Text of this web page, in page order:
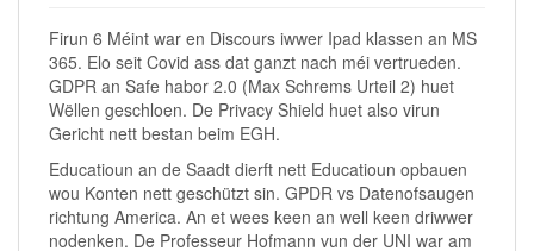
Firun 6 Méint war en Discours iwwer Ipad klassen an MS
365. Elo seit Covid ass dat ganzt nach méi vertrueden.
GDPR an Safe habor 2.0 (Max Schrems Urteil 2) huet
Wëllen geschloen. De Privacy Shield huet also virun
Gericht nett bestan beim EGH.
Educatioun an de Saadt dierft nett Educatioun opbauen
wou Konten nett geschützt sin. GPDR vs Datenofsaugen
richtung America. An et wees keen an well keen driwwer
nodenken. De Professeur Hofmann vun der UNI war am